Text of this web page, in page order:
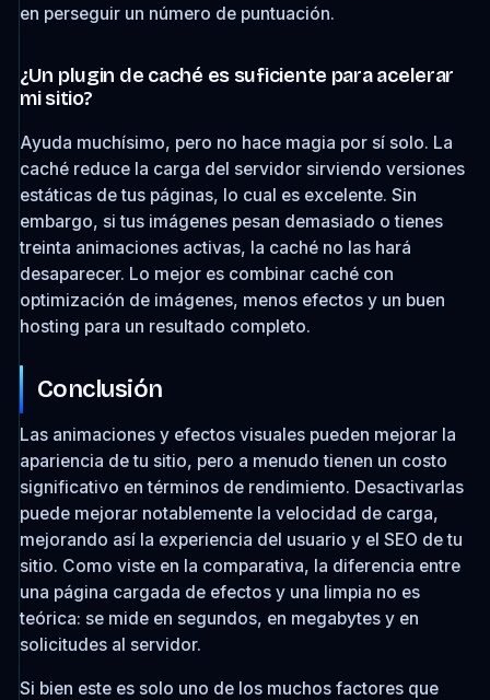
en perseguir un número de puntuación.
¿Un plugin de caché es suficiente para acelerar
mi sitio?
Ayuda muchísimo, pero no hace magia por sí solo. La
caché reduce la carga del servidor sirviendo versiones
estáticas de tus páginas, lo cual es excelente. Sin
embargo, si tus imágenes pesan demasiado o tienes
treinta animaciones activas, la caché no las hará
desaparecer. Lo mejor es combinar caché con
optimización de imágenes, menos efectos y un buen
hosting para un resultado completo.
Conclusión
Las animaciones y efectos visuales pueden mejorar la
apariencia de tu sitio, pero a menudo tienen un costo
significativo en términos de rendimiento. Desactivarlas
puede mejorar notablemente la velocidad de carga,
mejorando así la experiencia del usuario y el SEO de tu
sitio. Como viste en la comparativa, la diferencia entre
una página cargada de efectos y una limpia no es
teórica: se mide en segundos, en megabytes y en
solicitudes al servidor.
Si bien este es solo uno de los muchos factores que